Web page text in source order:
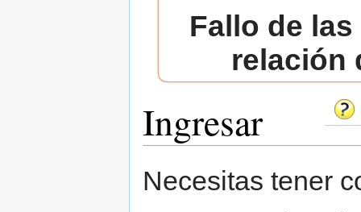
Fallo de
relación
Ingresar
Necesitas tener